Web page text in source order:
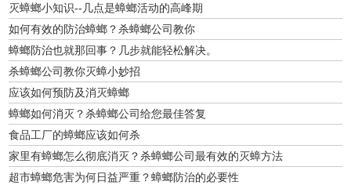
灭蟑螂小知识--几点是蟑螂活动的高峰期
如何有效的防治蟑螂？杀蟑螂公司教你
蟑螂防治也就那回事？几步就能轻松解决。
杀蟑螂公司教你灭蟑小妙招
应该如何预防及消灭蟑螂
蟑螂如何消灭？杀蟑螂公司给您最佳答复
食品工厂的蟑螂应该如何杀
家里有蟑螂怎么彻底消灭？杀蟑螂公司最有效的灭蟑方法
超市蟑螂危害为何日益严重？蟑螂防治的必要性